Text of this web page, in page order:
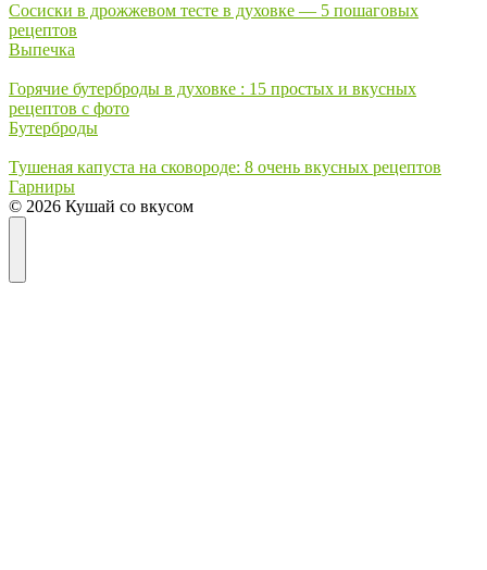
Сосиски в дрожжевом тесте в духовке — 5 пошаговых
рецептов
Выпечка
Горячие бутерброды в духовке : 15 простых и вкусных
рецептов с фото
Бутерброды
Тушеная капуста на сковороде: 8 очень вкусных рецептов
Гарниры
© 2026 Кушай со вкусом